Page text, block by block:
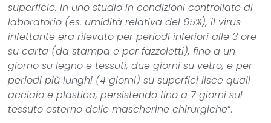
superficie. In uno studio in condizioni controllate di
laboratorio (es. umidità relativa del 65%), il virus
infettante era rilevato per periodi inferiori alle 3 ore
su carta (da stampa e per fazzoletti), fino a un
giorno su legno e tessuti, due giorni su vetro, e per
periodi più lunghi (4 giorni) su superfici lisce quali
acciaio e plastica, persistendo fino a 7 giorni sul
tessuto esterno delle mascherine chirurgiche”.